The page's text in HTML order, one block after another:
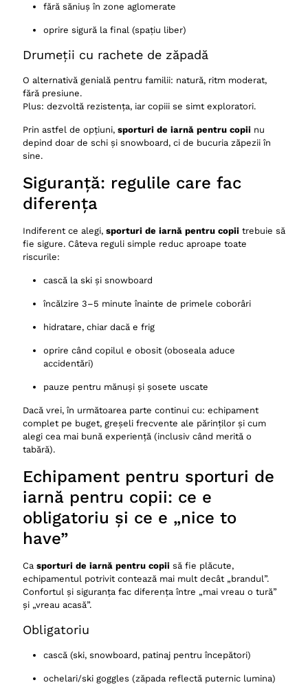
fără săniuș în zone aglomerate
oprire sigură la final (spațiu liber)
Drumeții cu rachete de zăpadă
O alternativă genială pentru familii: natură, ritm moderat,
fără presiune.
Plus: dezvoltă rezistența, iar copiii se simt exploratori.
Prin astfel de opțiuni, sporturi de iarnă pentru copii nu
depind doar de schi și snowboard, ci de bucuria zăpezii în
sine.
Siguranță: regulile care fac
diferența
Indiferent ce alegi, sporturi de iarnă pentru copii trebuie să
fie sigure. Câteva reguli simple reduc aproape toate
riscurile:
cască la ski și snowboard
încălzire 3–5 minute înainte de primele coborâri
hidratare, chiar dacă e frig
oprire când copilul e obosit (oboseala aduce
accidentări)
pauze pentru mănuși și șosete uscate
Dacă vrei, în următoarea parte continui cu: echipament
complet pe buget, greșeli frecvente ale părinților și cum
alegi cea mai bună experiență (inclusiv când merită o
tabără).
Echipament pentru sporturi de
iarnă pentru copii: ce e
obligatoriu și ce e „nice to
have”
Ca sporturi de iarnă pentru copii să fie plăcute,
echipamentul potrivit contează mai mult decât „brandul”.
Confortul și siguranța fac diferența între „mai vreau o tură”
și „vreau acasă”.
Obligatoriu
cască (ski, snowboard, patinaj pentru începători)
ochelari/ski goggles (zăpada reflectă puternic lumina)